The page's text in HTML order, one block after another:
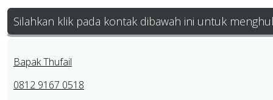
Silahkan klik pada kontak dibawah ini untuk
Bapak Thufail
0812 9167 0518